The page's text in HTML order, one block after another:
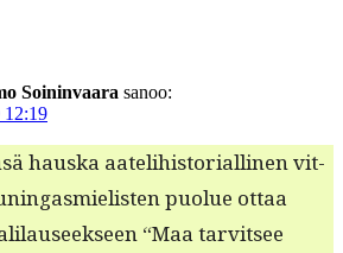
Soininvaara sanoo:
12:19
haus­ka aatelihis­to­ri­alli­nen vit­
puolue ottaa
“Maa tarvit­see